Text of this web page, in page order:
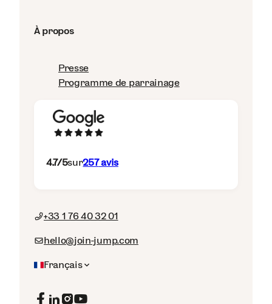
À propos
Presse
Programme de parrainage
4.7/5sur257avis
+33 1 76 40 32 01
hello@join-jump.com
Français